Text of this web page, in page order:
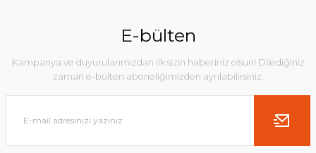
E-bülten
Kampanya ve duyurularımızdan ilk sizin haberiniz olsun! Dilediğiniz
zaman e-bülten aboneliğimizden ayrılabilirsiniz.